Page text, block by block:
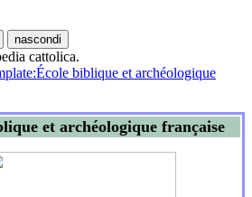
nascondi
cattolica.
biblique et archéologique
et archéologique française